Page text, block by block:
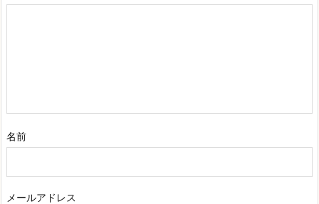
名前
メールアドレス